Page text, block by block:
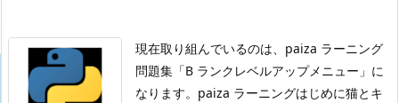
現在取り組んでいるのは、paiza ラーニング
問題集「B ランクレベルアップメニュー」に
なります。 paiza ラーニングはじめに猫とキ